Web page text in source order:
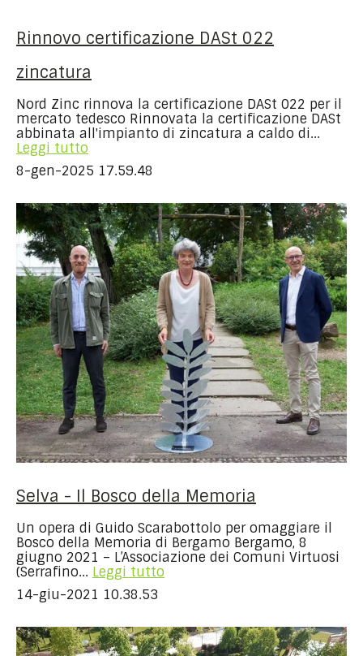
Rinnovo certificazione DASt 022
zincatura
Nord Zinc rinnova la certificazione DASt 022 per il
mercato tedesco Rinnovata la certificazione DASt
abbinata all'impianto di zincatura a caldo di...
Leggi tutto
8-gen-2025 17.59.48
Selva - Il Bosco della Memoria
Un opera di Guido Scarabottolo per omaggiare il
Bosco della Memoria di Bergamo Bergamo, 8
giugno 2021 – L’Associazione dei Comuni Virtuosi
(Serrafino... Leggi tutto
14-giu-2021 10.38.53